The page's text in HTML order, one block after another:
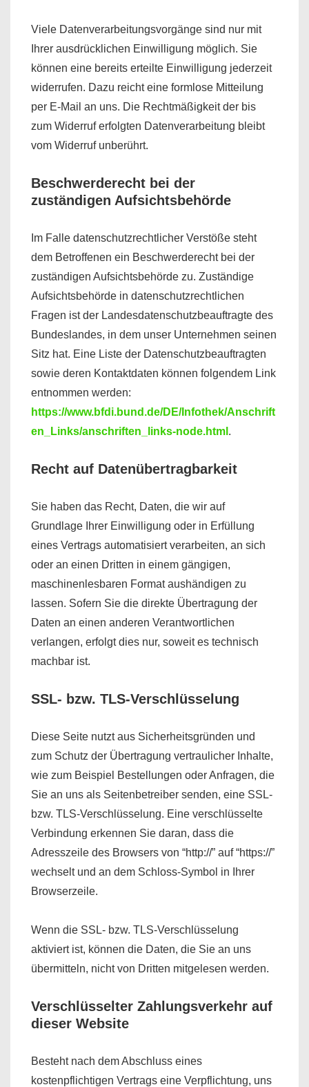
Viele Datenverarbeitungsvorgänge sind nur mit
Ihrer ausdrücklichen Einwilligung möglich. Sie
können eine bereits erteilte Einwilligung jederzeit
widerrufen. Dazu reicht eine formlose Mitteilung
per E-Mail an uns. Die Rechtmäßigkeit der bis
zum Widerruf erfolgten Datenverarbeitung bleibt
vom Widerruf unberührt.
Beschwerderecht bei der
zuständigen Aufsichtsbehörde
Im Falle datenschutzrechtlicher Verstöße steht
dem Betroffenen ein Beschwerderecht bei der
zuständigen Aufsichtsbehörde zu. Zuständige
Aufsichtsbehörde in datenschutzrechtlichen
Fragen ist der Landesdatenschutzbeauftragte des
Bundeslandes, in dem unser Unternehmen seinen
Sitz hat. Eine Liste der Datenschutzbeauftragten
sowie deren Kontaktdaten können folgendem Link
entnommen werden:
https://www.bfdi.bund.de/DE/Infothek/Anschrift
en_Links/anschriften_links-node.html .
Recht auf Datenübertragbarkeit
Sie haben das Recht, Daten, die wir auf
Grundlage Ihrer Einwilligung oder in Erfüllung
eines Vertrags automatisiert verarbeiten, an sich
oder an einen Dritten in einem gängigen,
maschinenlesbaren Format aushändigen zu
lassen. Sofern Sie die direkte Übertragung der
Daten an einen anderen Verantwortlichen
verlangen, erfolgt dies nur, soweit es technisch
machbar ist.
SSL- bzw. TLS-Verschlüsselung
Diese Seite nutzt aus Sicherheitsgründen und
zum Schutz der Übertragung vertraulicher Inhalte,
wie zum Beispiel Bestellungen oder Anfragen, die
Sie an uns als Seitenbetreiber senden, eine SSL-
bzw. TLS-Verschlüsselung. Eine verschlüsselte
Verbindung erkennen Sie daran, dass die
Adresszeile des Browsers von “http://” auf “https://”
wechselt und an dem Schloss-Symbol in Ihrer
Browserzeile.
Wenn die SSL- bzw. TLS-Verschlüsselung
aktiviert ist, können die Daten, die Sie an uns
übermitteln, nicht von Dritten mitgelesen werden.
Verschlüsselter Zahlungsverkehr auf
dieser Website
Besteht nach dem Abschluss eines
kostenpflichtigen Vertrags eine Verpflichtung, uns